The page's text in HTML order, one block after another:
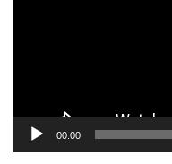
00:00